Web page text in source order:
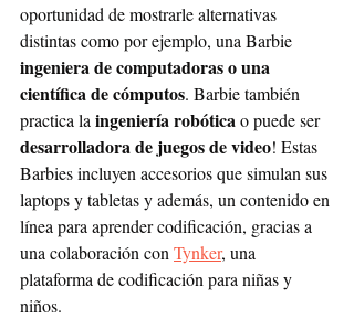
oportunidad de mostrarle alternativas
distintas como por ejemplo, una Barbie
ingeniera de computadoras o una
científica de cómputos. Barbie también
practica la ingeniería robótica o puede ser
desarrolladora de juegos de video! Estas
Barbies incluyen accesorios que simulan sus
laptops y tabletas y además, un contenido en
línea para aprender codificación, gracias a
una colaboración con Tynker, una
plataforma de codificación para niñas y
niños.